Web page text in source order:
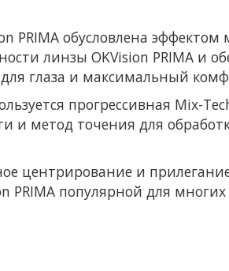
PRIMA обусловлена
линзы OKVision PRIMA и
для глаза и максимальный
прогрессивная Mix-
и метод точения для
центрирование и
PRIMA популярной для